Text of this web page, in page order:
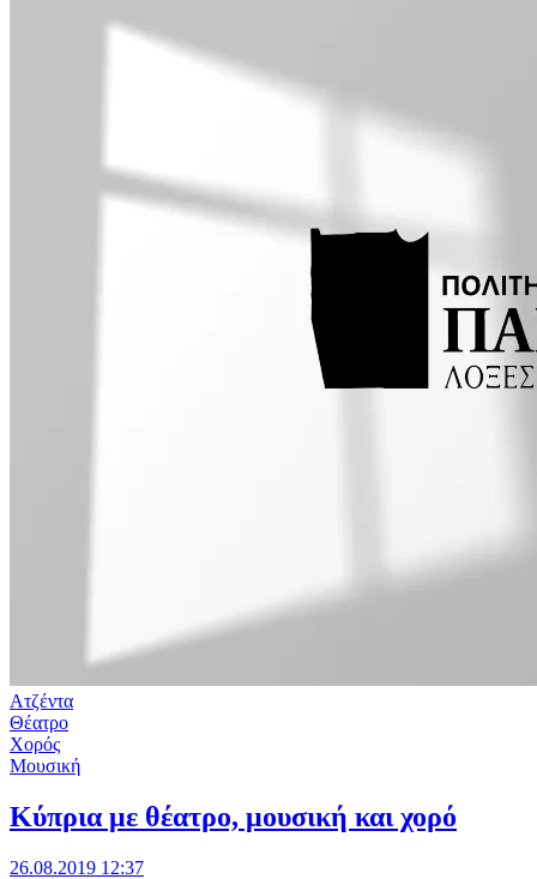
Ατζέντα
Θέατρο
Χορός
Μουσική
Κύπρια με θέατρο, μουσική και χορό
26.08.2019 12:37